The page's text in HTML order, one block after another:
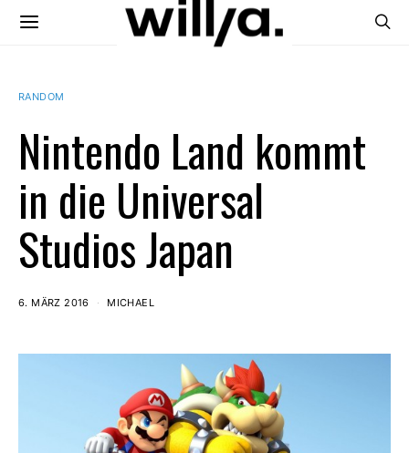
RANDOM
Nintendo Land kommt
in die Universal
Studios Japan
6. MÄRZ 2016 MICHAEL